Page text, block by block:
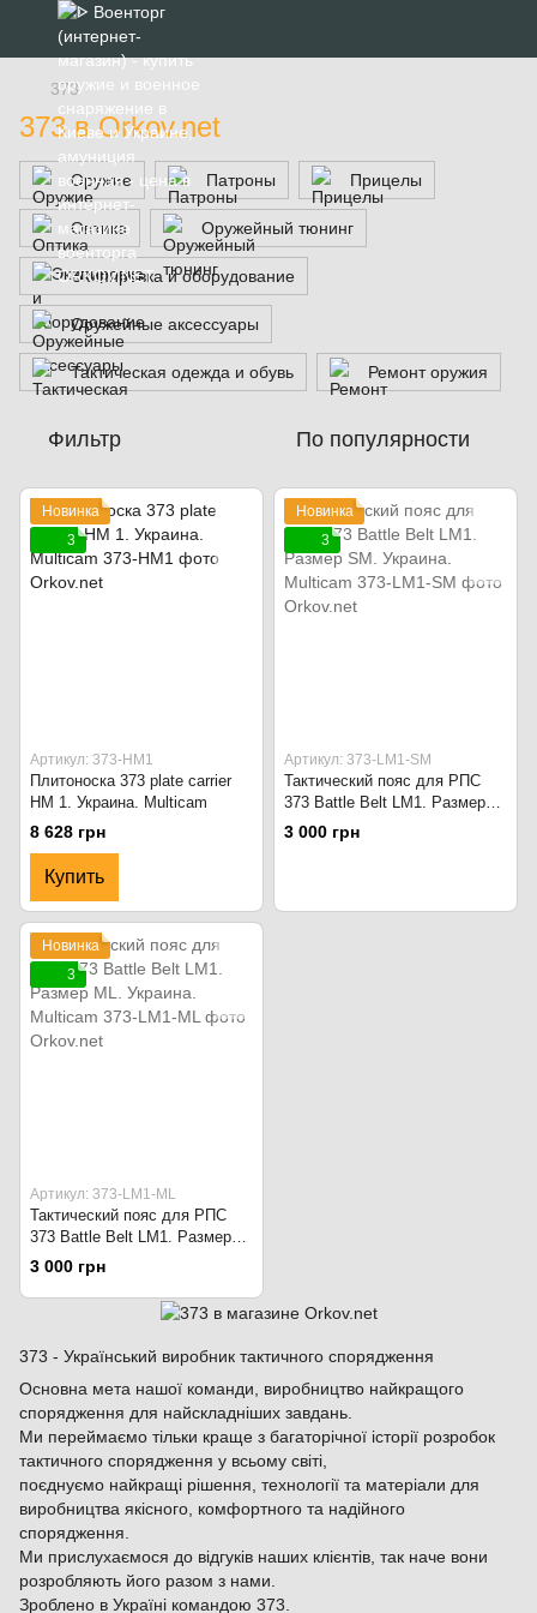
373
373 в Orkov.net
Оружие Патроны Прицелы
Оптика Оружейный тюнинг
Экипировка и оборудование
Оружейные аксессуары
Тактическая одежда и обувь Ремонт оружия
Фильтр По популярности
Новинка
3
Артикул: 373-HM1
Плитоноска 373 plate carrier
HM 1. Украина. Multicam
8 628 грн
Купить
Новинка
3
Артикул: 373-LM1-SM
Тактический пояс для РПС
373 Battle Belt LM1. Размер
SM. Украина. Multicam
3 000 грн
Новинка
3
Артикул: 373-LM1-ML
Тактический пояс для РПС
373 Battle Belt LM1. Размер
ML. Украина. Multicam
3 000 грн
373 - Український виробник тактичного спорядження
Основна мета нашої команди, виробництво найкращого
спорядження для найскладніших завдань.
Ми переймаємо тільки краще з багаторічної історії розробок
тактичного спорядження у всьому світі,
поєднуємо найкращі рішення, технології та матеріали для
виробництва якісного, комфортного та надійного
спорядження.
Ми прислухаємося до відгуків наших клієнтів, так наче вони
розробляють його разом з нами.
Зроблено в Україні командою 373.